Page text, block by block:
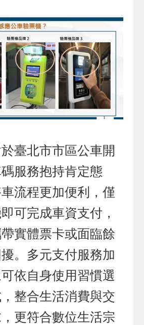
臺北市市區公車開
服務抱持肯定態
流程更加便利，僅
可完成車資支付，
實體票卡或面臨餘
。多元支付服務加
依自身使用習慣選
整合生活消費與交
更符合數位生活宗